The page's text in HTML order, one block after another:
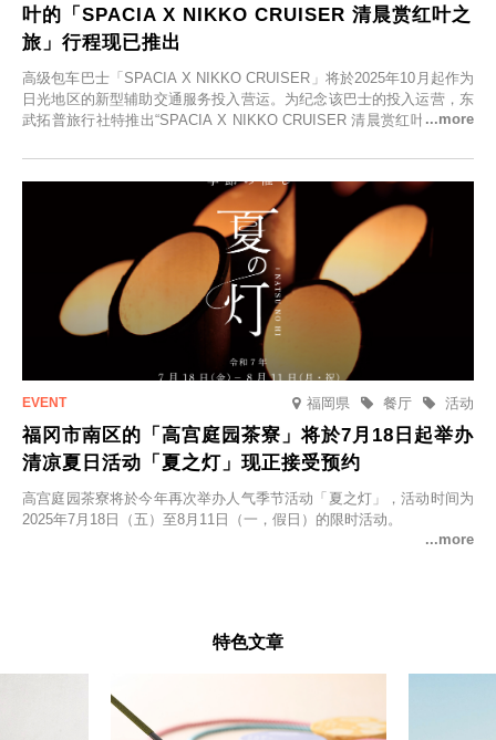
叶的「SPACIA X NIKKO CRUISER 清晨赏红叶之
旅」行程现已推出
高级包车巴士「SPACIA X NIKKO CRUISER」将於2025年10月起作为
日光地区的新型辅助交通服务投入营运。为纪念该巴士的投入运营，东
武拓普旅行社特推出“SPACIA X NIKKO CRUISER 清晨赏红叶之旅”，
福岡県 活动
餐厅
福冈市南区的「高宫庭园茶寮」将於7月18日起举办
清凉夏日活动「夏之灯」现正接受预约
高宫庭园茶寮将於今年再次举办人气季节活动「夏之灯」，活动时间为
2025年7月18日（五）至8月11日（一，假日）的限时活动。
特色文章